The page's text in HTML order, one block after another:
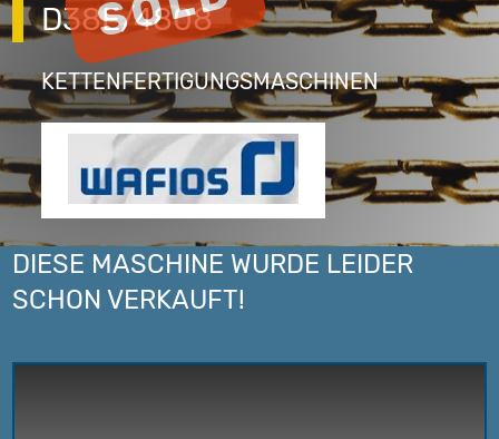
D38E/4808
KETTENFERTIGUNGSMASCHINEN
DIESE MASCHINE WURDE LEIDER
SCHON VERKAUFT!